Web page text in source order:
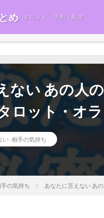
め タロット・手相・風水
ない あの人
ロット・オ
い 相手の気持ち
の気持ち あなたに言えない あ